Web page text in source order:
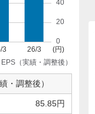
・調整後）
85.85円